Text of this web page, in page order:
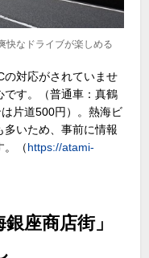
快なドライブが楽しめる
の対応がされていませ
です。（普通車：真鶴
片道500円）。熱海ビ
多いため、事前に情報
。（https://atami-
座商店街」